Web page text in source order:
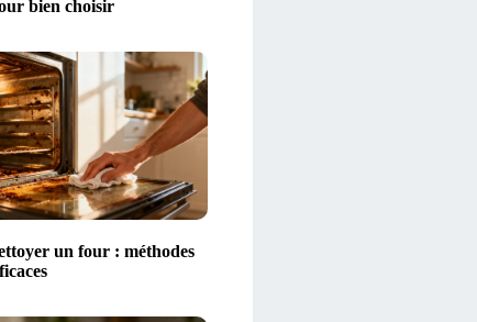
bien choisir
un four : méthodes